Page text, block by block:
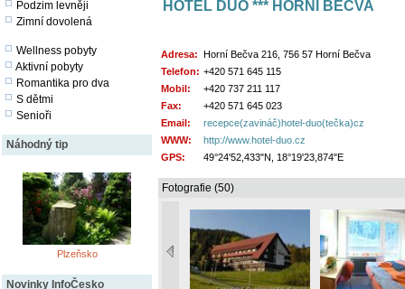
Podzim levněji
Zimní dovolená
Wellness pobyty
Aktivní pobyty
Romantika pro dva
S dětmi
Senioři
Náhodný tip
Plzeňsko
Novinky InfoČesko
HOTEL DUO *** HORNÍ BEČVA
Adresa: Horní Bečva 216, 756 57 Horní Bečva
Telefon: +420 571 645 115
Mobil:
+420 737 211 117
Fax:
+420 571 645 023
Email:
recepce(zavináč)hotel-duo(tečka)cz
WWW:
http://www.hotel-duo.cz
GPS:
49°24'52,433"N, 18°19'23,874"E
Fotografie (50)